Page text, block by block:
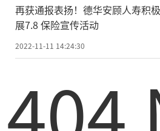
再获通报表扬！德华安顾人寿积
展7.8 保险宣传活动
2022-11-11 14:24:30